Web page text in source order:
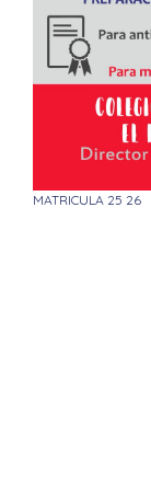
MATRICULA 25 26